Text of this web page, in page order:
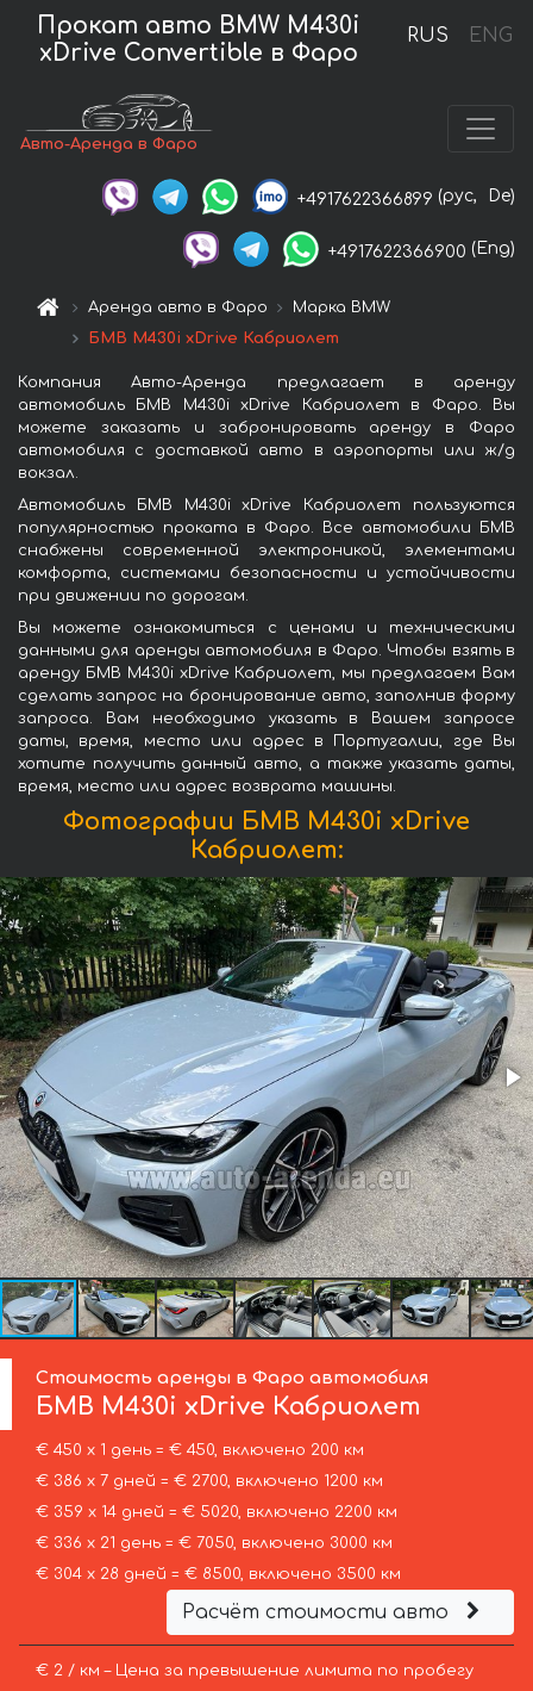
RUS ENG
Прокат авто BMW M430i
xDrive Convertible в Фаро
Авто-Аренда в Фаро
+4917622366899 (рус, De)
+4917622366900 (Eng)
Аренда авто в Фаро
Марка BMW
БМВ M430i xDrive Кабриолет
Компания Авто-Аренда предлагает в аренду
автомобиль БМВ M430i xDrive Кабриолет в Фаро. Вы
можете заказать и забронировать аренду в Фаро
автомобиля с доставкой авто в аэропорты или ж/д
вокзал.
Автомобиль БМВ M430i xDrive Кабриолет пользуются
популярностью проката в Фаро. Все автомобили БМВ
снабжены современной электроникой, элементами
комфорта, системами безопасности и устойчивости
при движении по дорогам.
Вы можете ознакомиться с ценами и техническими
данными для аренды автомобиля в Фаро. Чтобы взять в
аренду БМВ M430i xDrive Кабриолет, мы предлагаем Вам
сделать запрос на бронирование авто, заполнив форму
запроса. Вам необходимо указать в Вашем запросе
даты, время, место или адрес в Португалии, где Вы
хотите получить данный авто, а также указать даты,
время, место или адрес возврата машины.
Фотографии БМВ M430i xDrive
Кабриолет:
Стоимость аренды в Фаро автомобиля
БМВ M430i xDrive Кабриолет
€ 450 х 1 день = € 450, включено 200 км
€ 386 х 7 дней = € 2700, включено 1200 км
€ 359 х 14 дней = € 5020, включено 2200 км
€ 336 х 21 день = € 7050, включено 3000 км
€ 304 х 28 дней = € 8500, включено 3500 км
Расчёт стоимости авто
€ 2 / км – Цена за превышение лимита по пробегу